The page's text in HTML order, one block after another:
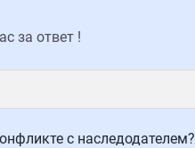
за ответ !
с наследодателем?